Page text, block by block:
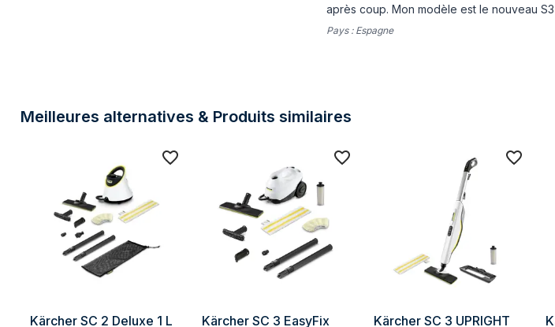
après coup. Mon modèle est le nouveau
Pays : Espagne
Meilleures alternatives & Produits similaires
Kärcher SC 2 Deluxe 1 L Kärcher SC 3 EasyFix Kärcher SC 3 UPRIGHT